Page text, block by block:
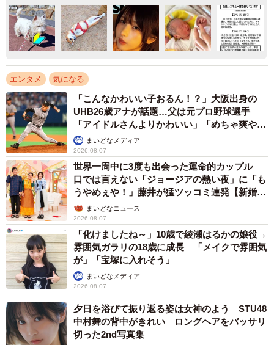
エンタメ 気になる
「こんなかわいい子おるん！？」大阪出身の
UHB26歳アナが話題…父は元プロ野球選手
「アイドルさんよりかわいい」「めちゃ爽や
か」まいどなメディア
2026.08.07
世界一周中に3度も出会った運命的カップル
口では言えない「ジョージアの熱い夜」に「も
うやめぇや！」藤井が猛ツッコミ連発【新婚さ
ん】まいどなニュース
2026.08.07
「化けましたね～」10歳で綾瀬はるかの娘役→
雰囲気ガラリの18歳に成長 「メイクで雰囲気
が」「宝塚に入れそう」
まいどなメディア
2026.08.07
夕日を浴びて振り返る姿は女神のよう STU48
中村舞の背中がきれい ロングヘアをバッサリ
切った2nd写真集